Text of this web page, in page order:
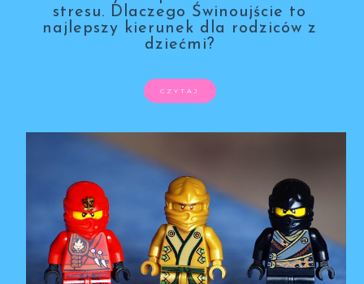
stresu. Dlaczego Świnoujście to
najlepszy kierunek dla rodziców z
dziećmi?
CZYTAJ